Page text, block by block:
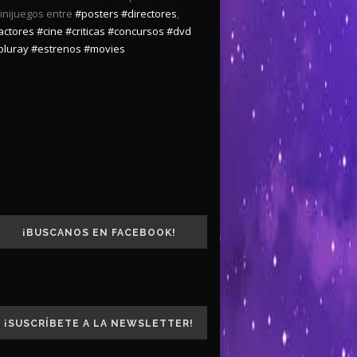
entre #posters #directores,
#cine #criticas #concursos #dvd
#estrenos #movies
¡BUSCANOS EN FACEBOOK!
¡SUSCRÍBETE A LA NEWSLETTER!